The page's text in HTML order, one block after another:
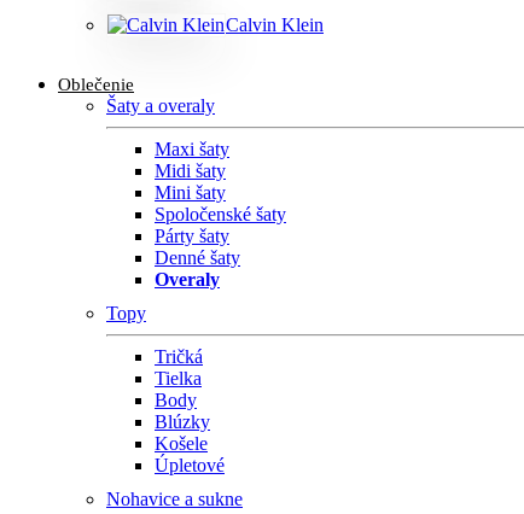
Calvin Klein
Oblečenie
Šaty a overaly
Maxi šaty
Midi šaty
Mini šaty
Spoločenské šaty
Párty šaty
Denné šaty
Overaly
Topy
Tričká
Tielka
Body
Blúzky
Košele
Úpletové
Nohavice a sukne